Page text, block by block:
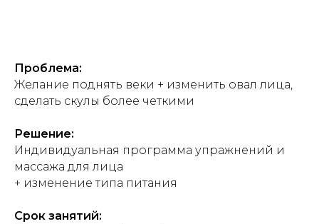
Проблема:
Желание поднять веки + изменить овал лица,
сделать скулы более четкими
Решение:
Индивидуальная программа упражнений и
массажа для лица
+ изменение типа питания
Срок занятий: